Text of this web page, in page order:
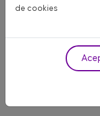
de cookies